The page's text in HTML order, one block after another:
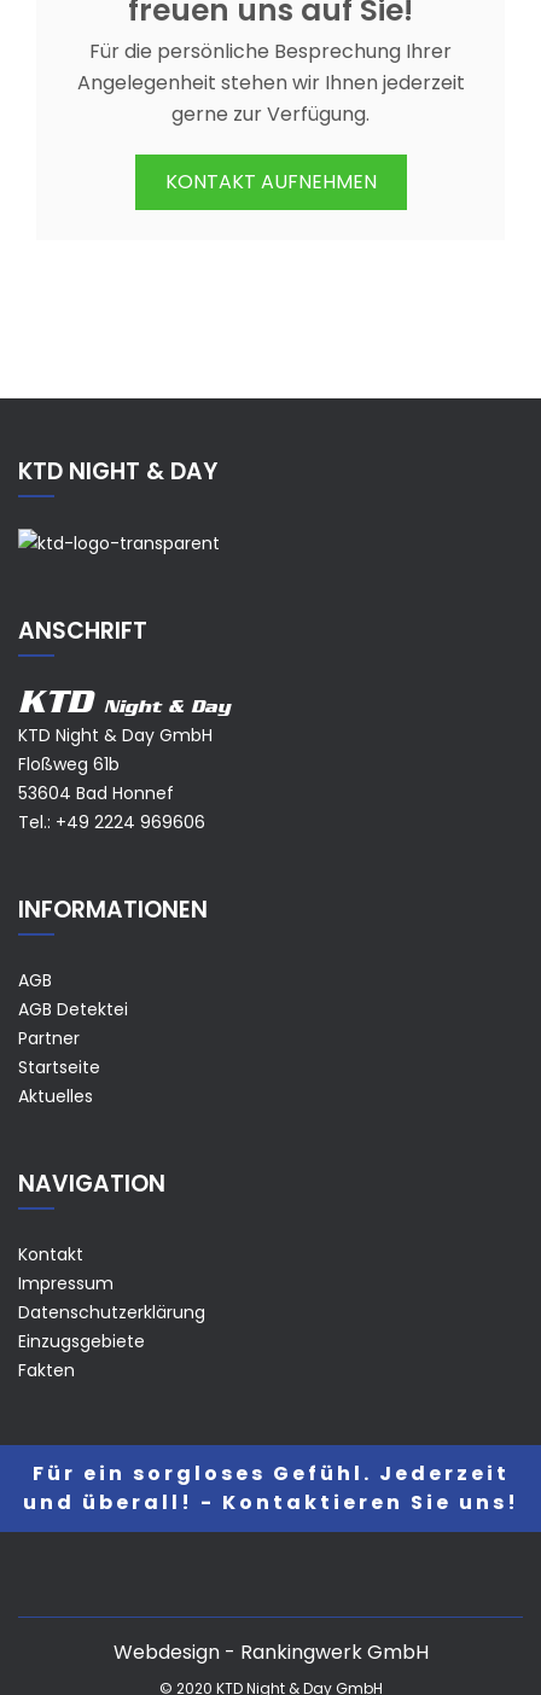
freuen uns auf Sie!
Für die persönliche Besprechung Ihrer
Angelegenheit stehen wir Ihnen jederzeit
gerne zur Verfügung.
KONTAKT AUFNEHMEN
KTD NIGHT & DAY
ANSCHRIFT
KTD Night & Day
KTD Night & Day GmbH
Floßweg 61b
53604 Bad Honnef
Tel.: +49 2224 969606
INFORMATIONEN
AGB
AGB Detektei
Partner
Startseite
Aktuelles
NAVIGATION
Kontakt
Impressum
Datenschutzerklärung
Einzugsgebiete
Fakten
Für ein sorgloses Gefühl. Jederzeit
und überall! - Kontaktieren Sie uns!
Webdesign - Rankingwerk GmbH
© 2020 KTD Night & Day GmbH